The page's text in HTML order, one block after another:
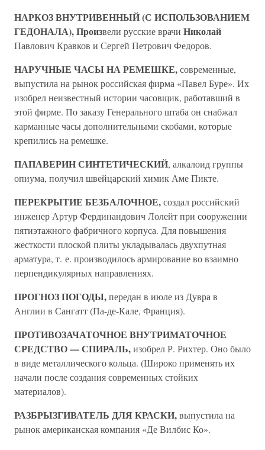
НАРКОЗ ВНУТРИВЕННЫЙ (С ИСПОЛЬЗОВАНИЕМ
ГЕДОНАЛА), Произвели русские врачи Николай
Павлович Кравков и Сергей Петрович Федоров.
НАРУЧНЫЕ ЧАСЫ НА РЕМЕШКЕ,современные,
выпустила на рынок российская фирма «Павел Буре». Их
изобрел неизвестный истории часовщик, работавший в
этой фирме. По заказу Генерального штаба он снабжал
карманные часы дополнительными скобами, которые
крепились на ремешке.
ПАПАВЕРИН СИНТЕТИЧЕСКИЙ, алкалоид группы
опиума, получил швейцарский химик Аме Пикте.
ПЕРЕКРЫТИЕ БЕЗБАЛОЧНОЕ,создал российский
инженер Артур Фердинандович Лолейт при сооружении
пятиэтажного фабричного корпуса. Для повышения
жесткости плоской плиты укладывалась двухпутная
арматура, т. е. производилось армирование во взаимно
перпендикулярных направлениях.
ПРОГНОЗ ПОГОДЫ,передан в июле из Дувра в
Англии в Сангатт (Па-де-Кале, Франция).
ПРОТИВОЗАЧАТОЧНОЕ ВНУТРИМАТОЧНОЕ
СРЕДСТВО — СПИРАЛЬ,изобрел Р. Рихтер. Оно было
в виде металлического кольца. (Широко применять их
начали после создания современных стойких
материалов).
РАЗБРЫЗГИВАТЕЛЬ ДЛЯ КРАСКИ,выпустила на
рынок американская компания «Де Вилбис Ко».